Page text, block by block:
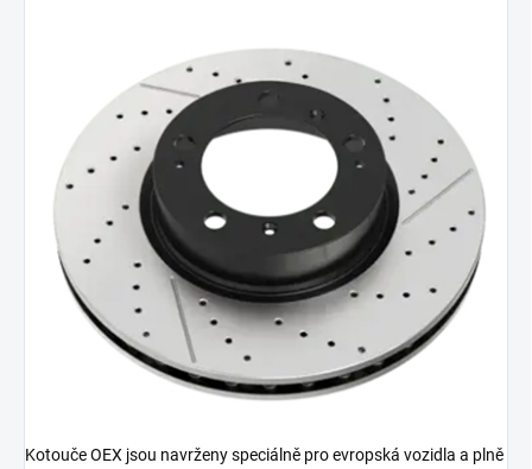
Kotouče OEX jsou navrženy speciálně pro evropská vozidla a plně